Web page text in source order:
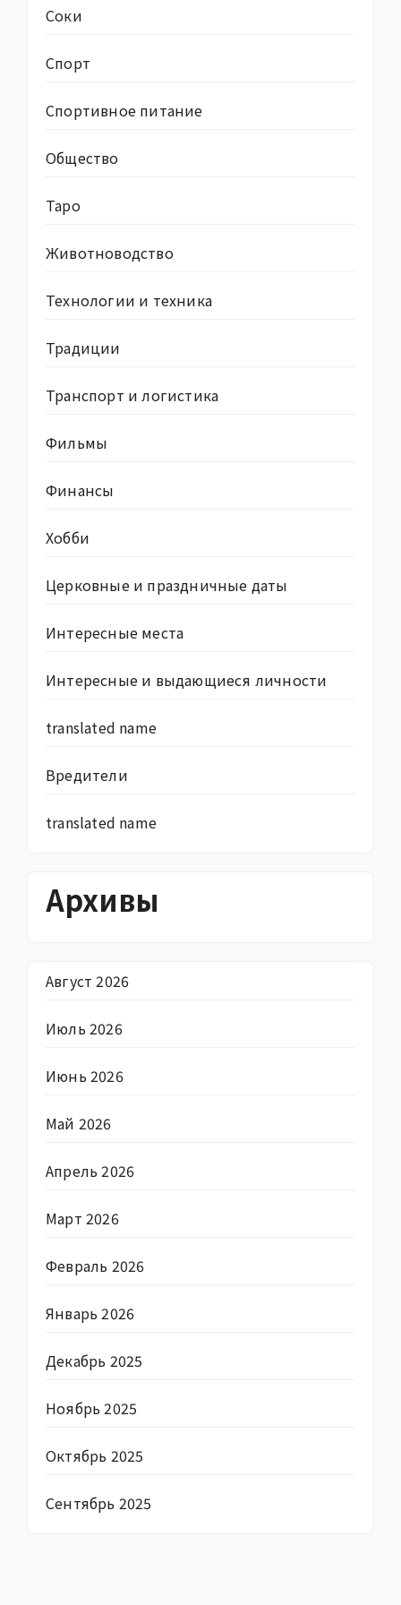
Соки
Спорт
Спортивное питание
Общество
Таро
Животноводство
Технологии и техника
Традиции
Транспорт и логистика
Фильмы
Финансы
Хобби
Церковные и праздничные даты
Интересные места
Интересные и выдающиеся личности
translated name
Вредители
translated name
Архивы
Август 2026
Июль 2026
Июнь 2026
Май 2026
Апрель 2026
Март 2026
Февраль 2026
Январь 2026
Декабрь 2025
Ноябрь 2025
Октябрь 2025
Сентябрь 2025